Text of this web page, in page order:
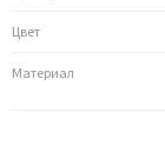
Цвет
Материал